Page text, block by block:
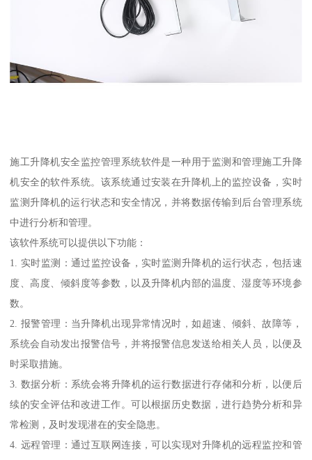
施工升降机安全监控管理系统软件是一种用于监测和管理施工升降
机安全的软件系统。该系统通过安装在升降机上的监控设备，实时
监测升降机的运行状态和安全情况，并将数据传输到后台管理系统
中进行分析和管理。
该软件系统可以提供以下功能：
1. 实时监测：通过监控设备，实时监测升降机的运行状态，包括速
度、高度、倾斜度等参数，以及升降机内部的温度、湿度等环境参
数。
2. 报警管理：当升降机出现异常情况时，如超速、倾斜、故障等，
系统会自动发出报警信号，并将报警信息发送给相关人员，以便及
时采取措施。
3. 数据分析：系统会将升降机的运行数据进行存储和分析，以便后
续的安全评估和改进工作。可以根据历史数据，进行趋势分析和异
常检测，及时发现潜在的安全隐患。
4. 远程管理：通过互联网连接，可以实现对升降机的远程监控和管